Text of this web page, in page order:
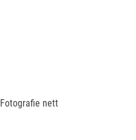
nett